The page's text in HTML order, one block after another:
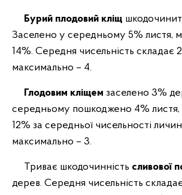
Бурий плодовий кліщ
Заселено у середньому 5% листя,
14%. Середня чисельність складає
максимально – 4.
Глодовим кліщем заселено 3%
середньому пошкоджено 4% листя,
12% за середньої чисельності
максимально – 3.
Триває шкодочинність сливової
дерев. Середня чисельність